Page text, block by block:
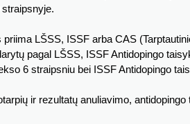
LŠSS, ISSF arba CAS
pagal LŠSS, ISSF Antidopingo
6 straipsniu bei ISSF Antidopingo
ir rezultatų anuliavimo,